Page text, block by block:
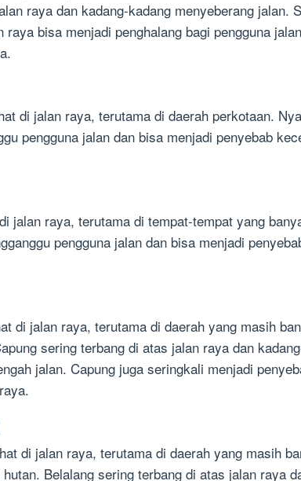
raya dan kadang-kadang menyeberang jalan.
raya bisa menjadi penghalang bagi pengguna
di jalan raya, terutama di daerah perkotaan.
pengguna jalan dan bisa menjadi penyebab
jalan raya, terutama di tempat-tempat yang
pengguna jalan dan bisa menjadi
di jalan raya, terutama di daerah yang masih
sering terbang di atas jalan raya dan
jalan. Capung juga seringkali menjadi
di jalan raya, terutama di daerah yang masih
Belalang sering terbang di atas jalan raya